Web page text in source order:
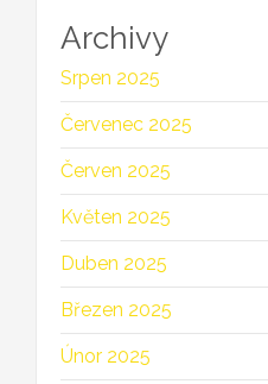
Archivy
Srpen 2025
Červenec 2025
Červen 2025
Květen 2025
Duben 2025
Březen 2025
Únor 2025